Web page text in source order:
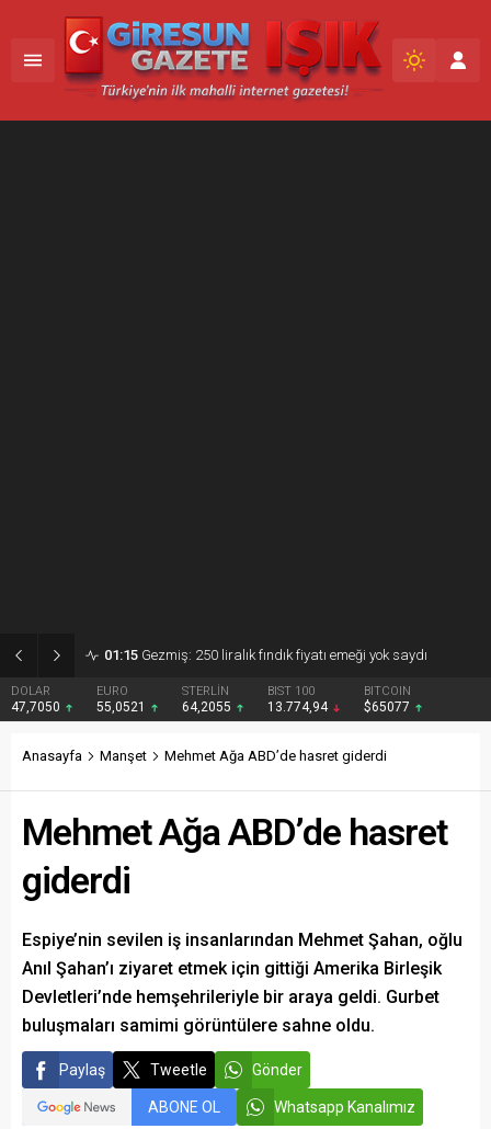
01:15 Gezmiş: 250 liralık fındık fiyatı emeği yok saydı
DOLAR
47,7050
EURO
55,0521
STERLİN
64,2055
BIST 100
13.774,94
BITCOIN
$65077
Anasayfa Manşet Mehmet Ağa ABD’de hasret giderdi
Mehmet Ağa ABD’de hasret
giderdi
Espiye’nin sevilen iş insanlarından Mehmet Şahan, oğlu
Anıl Şahan’ı ziyaret etmek için gittiği Amerika Birleşik
Devletleri’nde hemşehrileriyle bir araya geldi. Gurbet
buluşmaları samimi görüntülere sahne oldu.
Paylaş Tweetle Gönder
ABONE OL Whatsapp Kanalımız